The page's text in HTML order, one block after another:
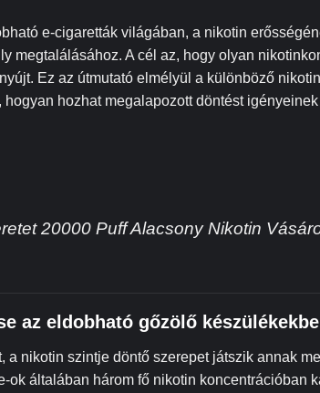
e-cigaretták világában, a nikotin
megtalálásához. A cél az, hogy olyan
Ez az útmutató elmélyül a különböző
hozhat megalapozott döntést
20000 Puff Alacsony Nikotin
az eldobható gőzölő
a nikotin szintje döntő szerepet játszik annak
ok általában három fő nikotin koncentrációban